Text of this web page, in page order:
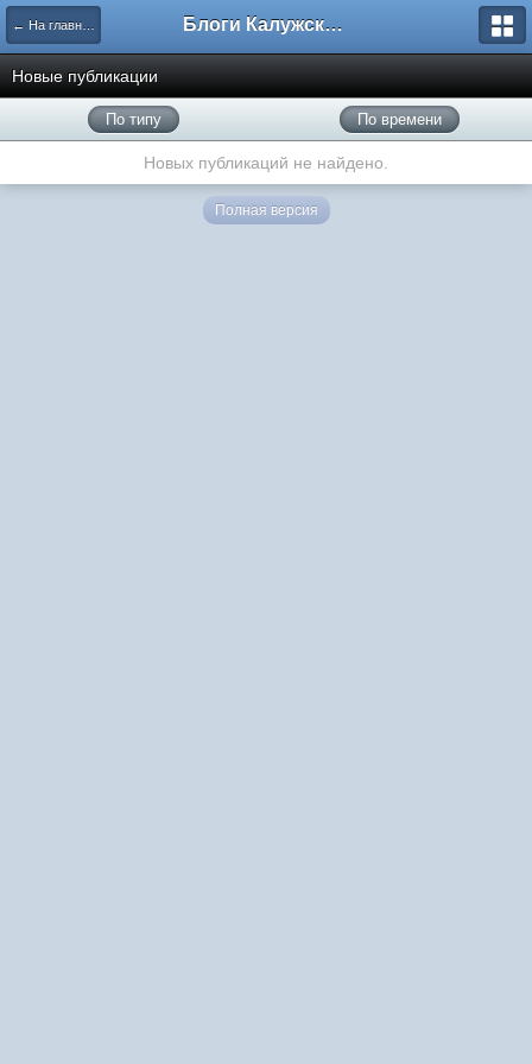
← На главную Блоги Калужского перекрестка
Новые публикации
По типу По времени
Новых публикаций не найдено.
Полная версия